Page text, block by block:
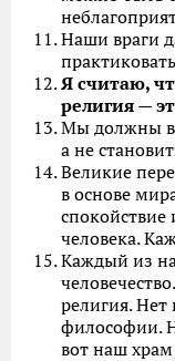
Наши враги
Я считаю,
религия —
Мы должны
а не
Великие
в основе
спокойствие
человека.
Каждый из
религия.
философии.
вот наш